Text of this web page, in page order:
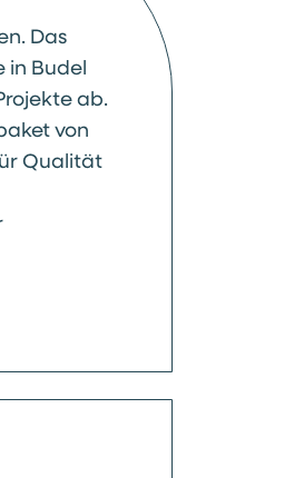
Das
in Budel
ab.
von
Qualität